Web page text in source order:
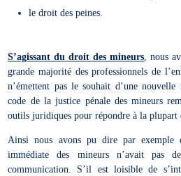
le droit des peines.
S’agissant du droit des mineurs , nous
grande majorité des professionnels de
n’émettent pas le souhait d’une
code de la justice pénale des mineurs
outils juridiques pour répondre à la plupart
Ainsi nous avons pu dire par exemple
immédiate des mineurs n’avait
communication. S’il est loisible de